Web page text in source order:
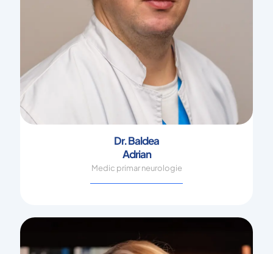
Dr. Baldea
Adrian
Medic primar neurologie